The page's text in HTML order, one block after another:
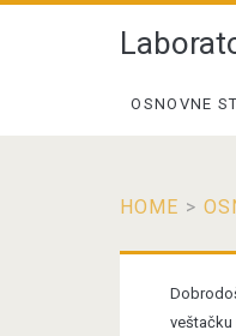
OSNOVNE
HOME >
veštačku